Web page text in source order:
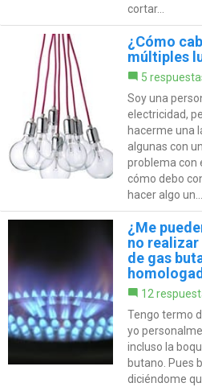
cortar...
¿Cómo
múltiples
5
Soy una
electricidad,
hacerme una
algunas con
problema con
cómo debo
hacer algo un...
¿Me
no
de gas
12
Tengo termo
yo
incluso la
butano. Pues
diciéndome